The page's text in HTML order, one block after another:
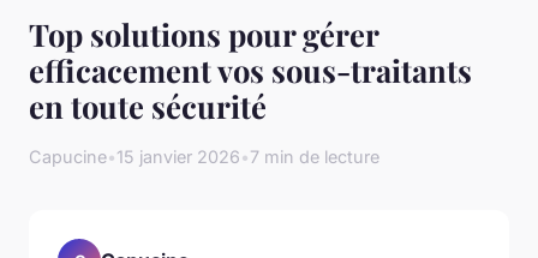
Top solutions pour gérer
efficacement vos sous-traitants
en toute sécurité
Capucine•15 janvier 2026•7 min de lecture